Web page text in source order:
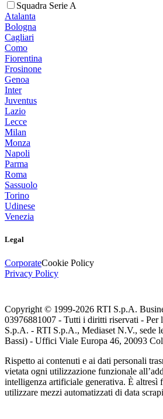
Squadra Serie A
Atalanta
Bologna
Cagliari
Como
Fiorentina
Frosinone
Genoa
Inter
Juventus
Lazio
Lecce
Milan
Monza
Napoli
Parma
Roma
Sassuolo
Torino
Udinese
Venezia
Legal
CorporateCookie Policy
Privacy Policy
Copyright © 1999-2026 RTI S.p.A.
03976881007 - Tutti i diritti riservati - Per
S.p.A. - RTI S.p.A., Mediaset N.V., sede
Bassi) - Uffici Viale Europa 46, 20093
Rispetto ai contenuti e ai dati personali
vietata ogni utilizzazione funzionale
intelligenza artificiale generativa. È altresì
utilizzare mezzi automatizzati di data